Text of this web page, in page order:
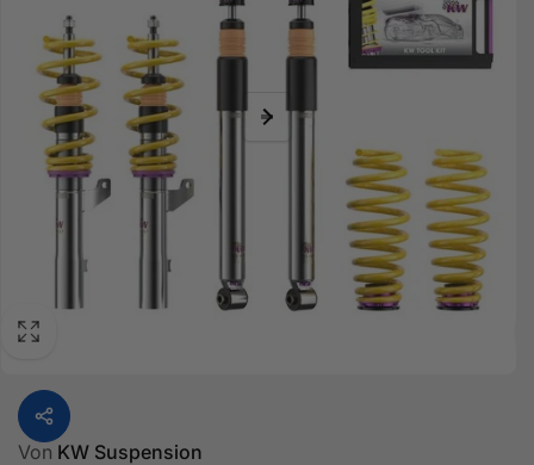
Von KW Suspension